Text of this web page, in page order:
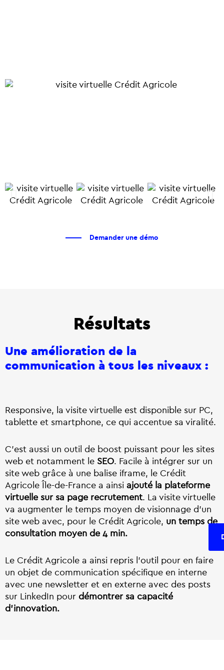
Demander une démo
Résultats
Une amélioration de la
communication à tous les niveaux :
Responsive, la visite virtuelle est disponible sur PC,
tablette et smartphone, ce qui accentue sa viralité.
C’est aussi un outil de boost puissant pour les sites
web et notamment le SEO. Facile à intégrer sur un
site web grâce à une balise iframe, le Crédit
Agricole Île-de-France a ainsi ajouté la plateforme
virtuelle sur sa page recrutement. La visite virtuelle
va augmenter le temps moyen de visionnage d’un
site web avec, pour le Crédit Agricole, un temps de
consultation moyen de 4 min.
Le Crédit Agricole a ainsi repris l’outil pour en faire
un objet de communication spécifique en interne
avec une newsletter et en externe avec des posts
sur LinkedIn pour démontrer sa capacité
d’innovation.